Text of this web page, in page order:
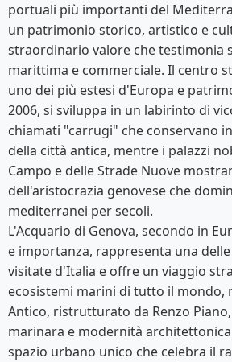
portuali più importanti del
un patrimonio storico, artistico e
straordinario valore che testimonia
marittima e commerciale. Il centro
uno dei più estesi d'Europa e
2006, si sviluppa in un labirinto di
chiamati "carrugi" che conservano
della città antica, mentre i palazzi
Campo e delle Strade Nuove
dell'aristocrazia genovese che
mediterranei per secoli.
L'Acquario di Genova, secondo in
e importanza, rappresenta una
visitate d'Italia e offre un viaggio
ecosistemi marini di tutto il mondo,
Antico, ristrutturato da Renzo
marinara e modernità
spazio urbano unico che celebra il